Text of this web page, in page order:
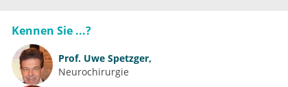
Kennen Sie ...?
Prof. Uwe Spetzger,
Neurochirurgie